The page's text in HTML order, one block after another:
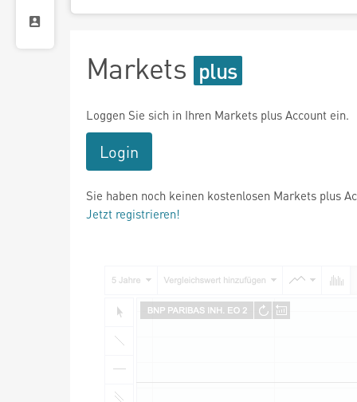
Markets
Loggen Sie sich in Ihren Markets plus Account ein.
Login
Sie haben noch keinen kostenlosen Markets plus
Jetzt registrieren!